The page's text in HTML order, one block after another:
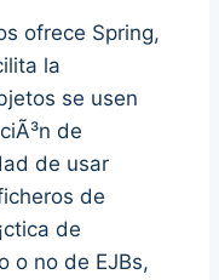
ofrece Spring,
la
se usen
de
de usar
de
de
o no de EJBs,